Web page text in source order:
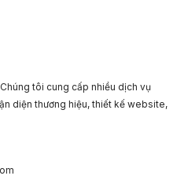
Chúng tôi cung cấp nhiều dịch vụ
diện thương hiệu, thiết kế website,